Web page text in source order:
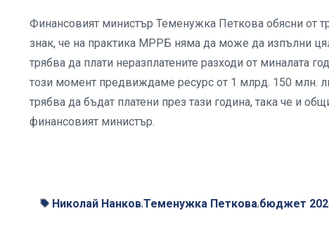
Финансовият министър Теменужка Петкова обясни от
знак, че на практика МРРБ няма да може да изпълни
трябва да плати неразплатените разходи от миналата
този момент предвиждаме ресурс от 1 млрд. 150 млн.
трябва да бъдат платени през тази година, така че и
финансовият министър.
Николай Нанков,Теменужка Петкова,бюджет